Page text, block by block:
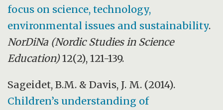
focus on science, technology,
environmental issues and sustainability.
NorDiNa (Nordic Studies in Science
Education)12(2), 121-139.
Sageidet, B.M. & Davis, J. M. (2014).
Children’s understanding of